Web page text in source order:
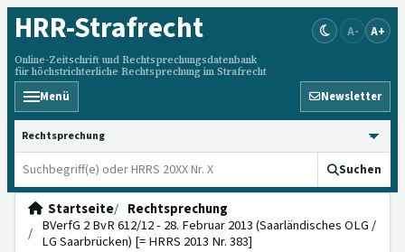
HRR-Strafrecht
Online-Zeitschrift und Rechtsprechungsdatenbank
für höchstrichterliche Rechtsprechung im Strafrecht
A- A+
Menü Newsletter
HRRS durchsuchen
Suchen
Startseite
Rechtsprechung
BVerfG 2 BvR 612/12 - 28. Februar 2013 (Saarländisches OLG /
LG Saarbrücken) [= HRRS 2013 Nr. 383]